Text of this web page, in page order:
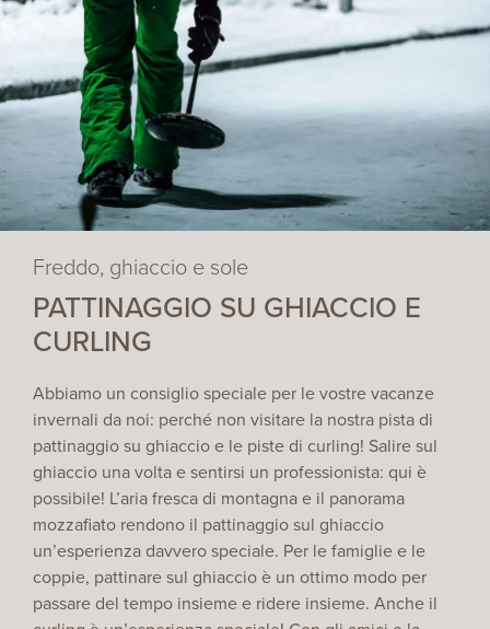
Freddo, ghiaccio e sole
PATTINAGGIO SU GHIACCIO E
CURLING
Abbiamo un consiglio speciale per le vostre vacanze
invernali da noi: perché non visitare la nostra pista di
pattinaggio su ghiaccio e le piste di curling! Salire sul
ghiaccio una volta e sentirsi un professionista: qui è
possibile! L’aria fresca di montagna e il panorama
mozzafiato rendono il pattinaggio sul ghiaccio
un’esperienza davvero speciale. Per le famiglie e le
coppie, pattinare sul ghiaccio è un ottimo modo per
passare del tempo insieme e ridere insieme. Anche il